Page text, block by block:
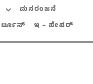
ಮನರಂಜನೆ
ಇ – ಪೇಪರ್